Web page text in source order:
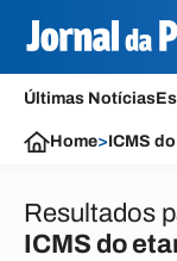
Últimas Notícias
Home>ICMS
Resultados
ICMS do